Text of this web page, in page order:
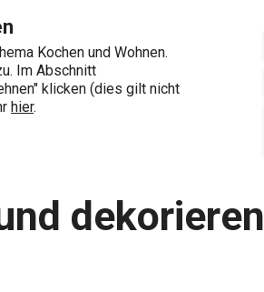
Kochen und Wohnen.
Im Abschnitt
klicken (dies gilt nicht
hier.
Favoriten
dekorieren